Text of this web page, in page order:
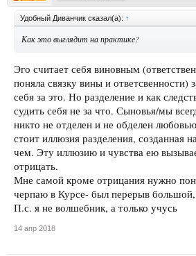
Удобный Диванчик сказал(а): ↑
Как это выглядит на практике?
Эго считает себя виновным
поняла связку вины и ответсвенности)
себя за это. Но разделение и как
судить себя не за что. Сыновья/мы
никто не отделен и не обделен
стоит иллюзия разделения, созданная
чем. Эту иллюзию и чувства ею
отрицать.
Мне самой кроме отрицания нужно
черпаю в Курсе- был перерыв большой,
П.с. я не волшебник, а только учусь
14 апр 2018